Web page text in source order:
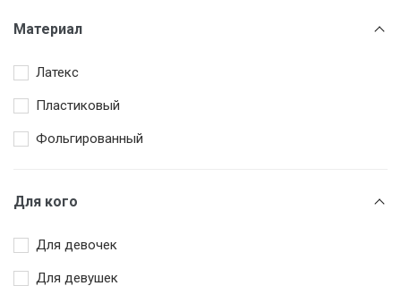
Золотой
Коричневый
Красный
Разноцветный
Розовый
Серебряный
Материал
Латекс
Пластиковый
Фольгированный
Для кого
Для девочек
Для девушек